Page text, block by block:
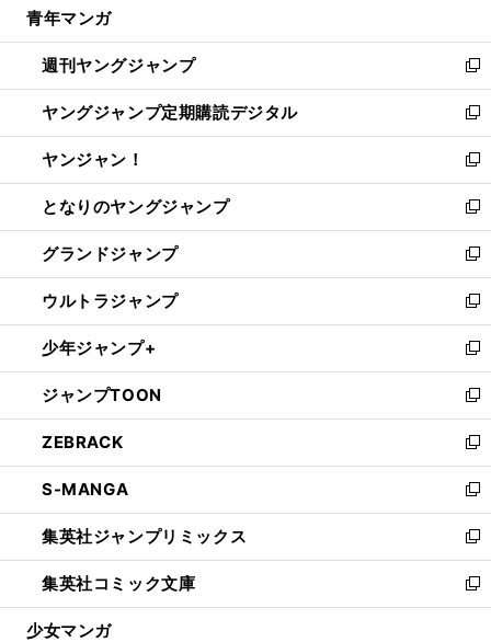
開
く
ウ
で
開
く
ン
ド
ウ
で
開
く
ウ
ィ
ン
ド
ウ
で
開
く
青年マンガ
週刊ヤングジャンプ
新
し
い
ウ
ィ
ン
ド
ウ
で
開
く
ヤングジャンプ定期購読デジタル
新
し
い
ウ
ィ
ン
ド
ウ
で
開
く
ヤンジャン！
新
し
い
ウ
ィ
ン
ド
ウ
で
開
く
となりのヤングジャンプ
新
し
い
ウ
ィ
ン
ド
ウ
で
開
く
グランドジャンプ
新
し
い
ウ
ィ
ン
ド
ウ
で
開
く
ウルトラジャンプ
新
し
い
ウ
ィ
ン
ド
ウ
で
開
く
少年ジャンプ+
新
し
い
ウ
ィ
ン
ド
ウ
で
開
く
ジャンプTOON
新
し
い
ウ
ィ
ン
ド
ウ
で
開
ZEBRACK
新
し
い
ウ
ィ
ン
ド
ウ
S-MANGA
新
し
い
ウ
ィ
ン
集英社ジャンプリミックス
新
し
い
ウ
集英社コミック文庫
新
し
少女マンガ